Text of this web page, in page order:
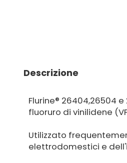
Descrizione
Flurine® 26404,26504
fluoruro di vinilidene
Utilizzato
elettrodomestici e